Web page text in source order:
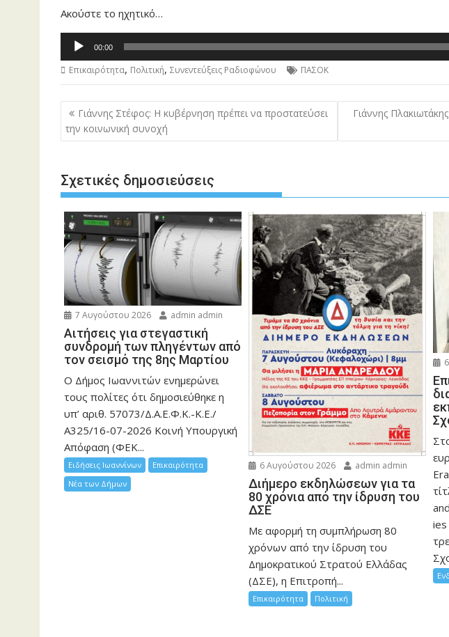
Ακούστε το ηχητικό…
Πρόγραμμα
Αναπαραγωγής
Ήχου
00:00
Επικαιρότητα, Πολιτική, Συνεντεύξεις Ραδιοφώνου ΠΑΣΟΚ
Πλοήγηση
άρθρων
Γιάννης Στέφος: Η κυβέρνηση πρέπει να προστατεύσει
την κοινωνική συνοχή
Γιάννης
Σχετικές δημοσιεύσεις
7 Αυγούστου 2026 admin admin
Αιτήσεις για στεγαστική
συνδρομή των πληγέντων από
τον σεισμό της 8ης Μαρτίου
Ο Δήμος Ιωαννιτών ενημερώνει
τους πολίτες ότι δημοσιεύθηκε η
υπ’ αριθ. 57073/Δ.Α.Ε.Φ.Κ.-Κ.Ε./
Α325/16-07-2026 Κοινή Υπουργική
Απόφαση (ΦΕΚ...
Ειδήσεις Ιωαννίνων
Επικαιρότητα
Νέα των Δήμων
6 Αυγούστου 2026 admin admin
Διήμερο εκδηλώσεων για τα
80 χρόνια από την ίδρυση του
ΔΣΕ
Με αφορμή τη συμπλήρωση 80
χρόνων από την ίδρυση του
Δημοκρατικού Στρατού Ελλάδας
(ΔΣΕ), η Επιτροπή...
Επικαιρότητα Πολιτική